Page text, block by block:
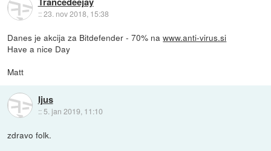
::23. nov 2018, 15:38
Danes je akcija za Bitdefender - 70% nawww.anti-virus.si
Have a nice Day
Matt
Ijus
:: 5. jan 2019, 11:10
zdravo folk.